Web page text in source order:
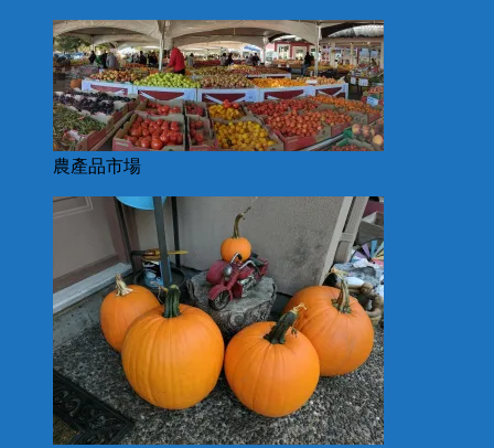
農產品市場